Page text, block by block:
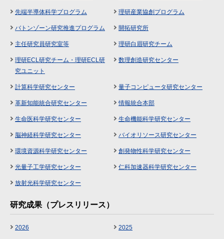
先端半導体科学プログラム 理研産業協創プログラム
バトンゾーン研究推進プログラム 開拓研究所
主任研究員研究室等 理研白眉研究チーム
理研ECL研究チーム・理研ECL研
究ユニット
数理創造研究センター
計算科学研究センター 量子コンピュータ研究センター
革新知能統合研究センター 情報統合本部
生命医科学研究センター 生命機能科学研究センター
脳神経科学研究センター バイオリソース研究センター
環境資源科学研究センター 創発物性科学研究センター
光量子工学研究センター 仁科加速器科学研究センター
放射光科学研究センター
研究成果（プレスリリース）
2026 2025